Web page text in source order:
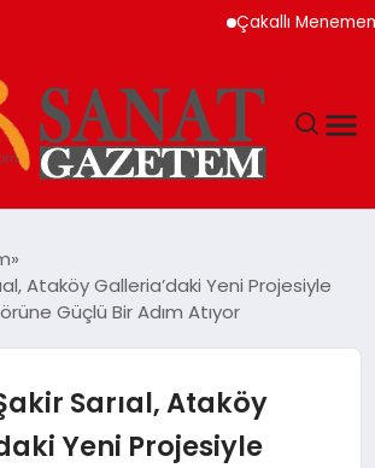
Çakallı Menemeni
Ataköy Galleria’daki Yeni Projesiyle
Güçlü Bir Adım Atıyor
Sarıal, Ataköy
Yeni Projesiyle